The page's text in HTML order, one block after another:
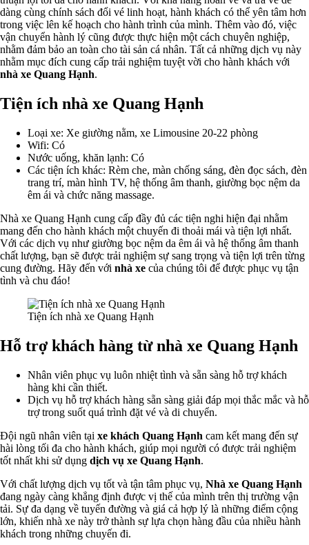
dàng cùng chính sách đổi vé linh hoạt, hành khách có thể yên tâm hơn
trong việc lên kế hoạch cho hành trình của mình. Thêm vào đó, việc
vận chuyển hành lý cũng được thực hiện một cách chuyên nghiệp,
nhằm đảm bảo an toàn cho tài sản cá nhân. Tất cả những dịch vụ này
nhằm mục đích cung cấp trải nghiệm tuyệt vời cho hành khách với
nhà xe Quang Hạnh.
Tiện ích nhà xe Quang Hạnh
Loại xe: Xe giường nằm, xe Limousine 20-22 phòng
Wifi: Có
Nước uống, khăn lạnh: Có
Các tiện ích khác: Rèm che, màn chống sáng, đèn đọc sách, đèn
trang trí, màn hình TV, hệ thống âm thanh, giường bọc nệm da
êm ái và chức năng massage.
Nhà xe Quang Hạnh cung cấp đầy đủ các tiện nghi hiện đại nhằm
mang đến cho hành khách một chuyến đi thoải mái và tiện lợi nhất.
Với các dịch vụ như giường bọc nệm da êm ái và hệ thống âm thanh
chất lượng, bạn sẽ được trải nghiệm sự sang trọng và tiện lợi trên từng
cung đường. Hãy đến với nhà xe của chúng tôi để được phục vụ tận
tình và chu đáo!
Tiện ích nhà xe Quang Hạnh
Hỗ trợ khách hàng từ nhà xe Quang Hạnh
Nhân viên phục vụ luôn nhiệt tình và sẵn sàng hỗ trợ khách
hàng khi cần thiết.
Dịch vụ hỗ trợ khách hàng sẵn sàng giải đáp mọi thắc mắc và hỗ
trợ trong suốt quá trình đặt vé và di chuyển.
Đội ngũ nhân viên tại xe khách Quang Hạnh cam kết mang đến sự
hài lòng tối đa cho hành khách, giúp mọi người có được trải nghiệm
tốt nhất khi sử dụng dịch vụ xe Quang Hạnh.
Với chất lượng dịch vụ tốt và tận tâm phục vụ, Nhà xe Quang Hạnh
đang ngày càng khẳng định được vị thế của mình trên thị trường vận
tải. Sự đa dạng về tuyến đường và giá cả hợp lý là những điểm cộng
lớn, khiến nhà xe này trở thành sự lựa chọn hàng đầu của nhiều hành
khách trong những chuyến đi.